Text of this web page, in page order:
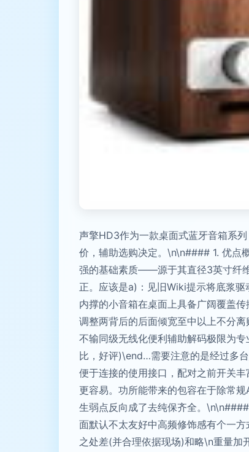
声擎HD3作为一款桌面式蓝牙音箱系
价，辅助选购决定。\n\n#### 1. 优点
强的基础素质——源于其直径3英寸纤
正。应该是a)：见旧Wiki提示将底浆
内撑的小音箱在桌面上具备广阔覆盖
调整两背后的后面倾宽至中以上不分
不输同级无线化便利辅助解码极限为
比，好评)\end…需要注意的是经过多
便于连接的使用接口，配对之前开关
更容易。功所能带来的包容在于除常
生弱点反向成了去纯保齐全。
面默认不太友好中高频修饰感有个一
之处差(并合理依据现场)和略\n重量加